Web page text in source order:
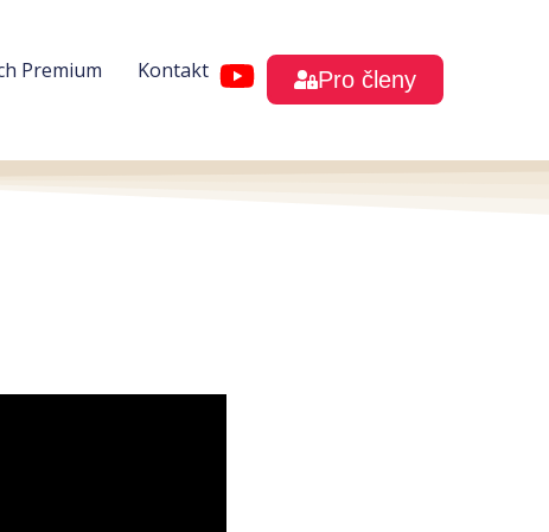
Premium Kontakt Pro členy